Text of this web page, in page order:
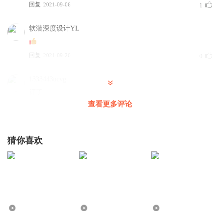
回复 2021-09-06 1
软装深度设计YL
回复
特斯拉不仅仅是一个豪华汽车品牌，更是一家高科技能源公
查看更多评论
猜你喜欢